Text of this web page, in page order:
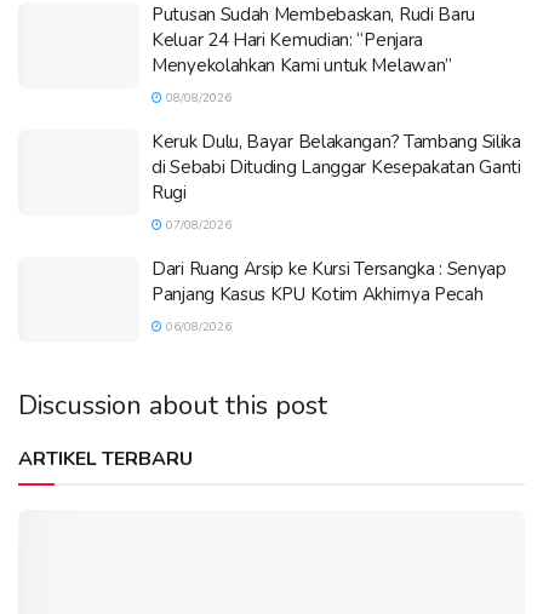
Putusan Sudah Membebaskan, Rudi Baru
Keluar 24 Hari Kemudian: “Penjara
Menyekolahkan Kami untuk Melawan”
08/08/2026
Keruk Dulu, Bayar Belakangan? Tambang Silika
di Sebabi Dituding Langgar Kesepakatan Ganti
Rugi
07/08/2026
Dari Ruang Arsip ke Kursi Tersangka : Senyap
Panjang Kasus KPU Kotim Akhirnya Pecah
06/08/2026
Discussion about this post
ARTIKEL TERBARU